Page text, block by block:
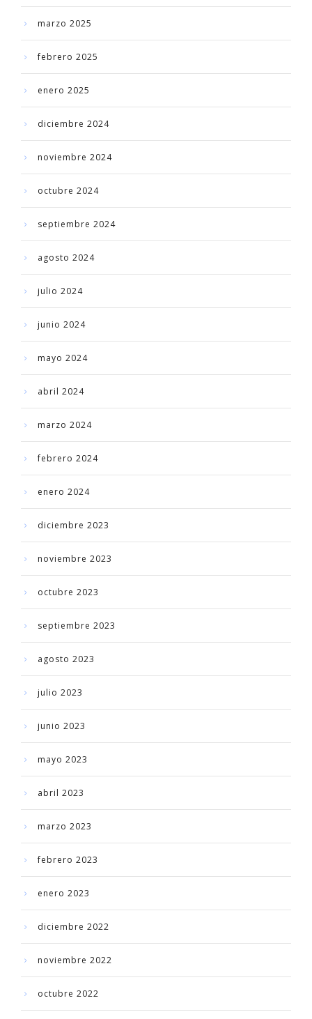
marzo 2025
febrero 2025
enero 2025
diciembre 2024
noviembre 2024
octubre 2024
septiembre 2024
agosto 2024
julio 2024
junio 2024
mayo 2024
abril 2024
marzo 2024
febrero 2024
enero 2024
diciembre 2023
noviembre 2023
octubre 2023
septiembre 2023
agosto 2023
julio 2023
junio 2023
mayo 2023
abril 2023
marzo 2023
febrero 2023
enero 2023
diciembre 2022
noviembre 2022
octubre 2022